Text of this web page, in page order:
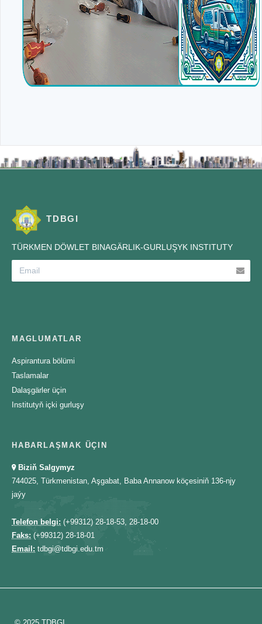
TDBGI
TÜRKMEN DÖWLET BINAGÄRLIK-GURLUŞYK INSTITUTY
MAGLUMATLAR
Aspirantura bölümi
Taslamalar
Dalaşgärler üçin
Institutyň içki gurluşy
HABARLAŞMAK ÜÇIN
Biziň Salgymyz
744025, Türkmenistan, Aşgabat, Baba Annanow köçesiniň 136-njy
jaýy
Telefon belgi: (+99312) 28-18-53, 28-18-00
Faks: (+99312) 28-18-01
Email: tdbgi@tdbgi.edu.tm